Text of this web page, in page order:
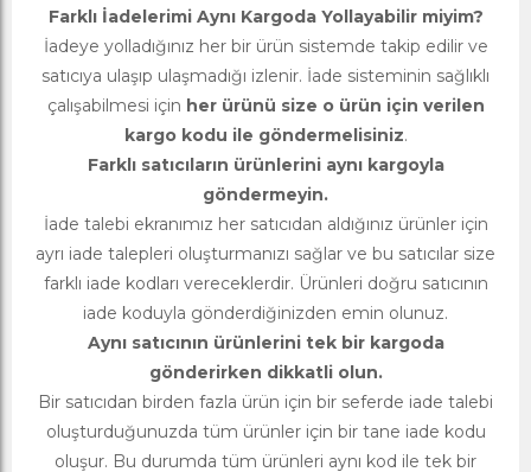
Farklı İadelerimi Aynı Kargoda Yollayabilir miyim?
İadeye yolladığınız her bir ürün sistemde takip edilir ve
satıcıya ulaşıp ulaşmadığı izlenir. İade sisteminin sağlıklı
çalışabilmesi için her ürünü size o ürün için verilen
kargo kodu ile göndermelisiniz.
Farklı satıcıların ürünlerini aynı kargoyla
göndermeyin.
İade talebi ekranımız her satıcıdan aldığınız ürünler için
ayrı iade talepleri oluşturmanızı sağlar ve bu satıcılar size
farklı iade kodları vereceklerdir. Ürünleri doğru satıcının
iade koduyla gönderdiğinizden emin olunuz.
Aynı satıcının ürünlerini tek bir kargoda
gönderirken dikkatli olun.
Bir satıcıdan birden fazla ürün için bir seferde iade talebi
oluşturduğunuzda tüm ürünler için bir tane iade kodu
oluşur. Bu durumda tüm ürünleri aynı kod ile tek bir